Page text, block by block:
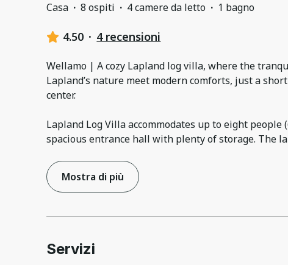
Casa · 8 ospiti · 4 camere da letto · 1 bagno
4.50 · 4 recensioni
Wellamo | A cozy Lapland log villa, where the
Lapland’s nature meet modern comforts, just a
center.
Lapland Log Villa accommodates up to eight people
spacious entrance hall with plenty of storage. The
Mostra di più
Servizi